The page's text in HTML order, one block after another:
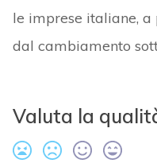
le imprese italiane,
dal cambiamento
Valuta la